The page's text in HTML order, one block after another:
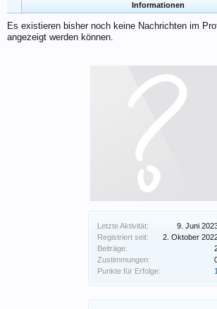
Letzte Aktivität:
9. Juni
Registriert seit:
2. Oktober
Beiträge:
Zustimmungen:
Punkte für Erfolge:
1
Informationen
Es existieren bisher noch keine Nachrichten im
angezeigt werden können.